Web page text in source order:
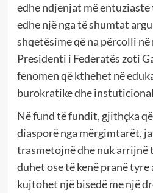
edhe ndjenjat më
edhe një nga të shumtat
shqetësime që na përcolli
Presidenti i Federatës zoti
fenomen që kthehet në
burokratike dhe
Në fund të fundit, gjithçka
diasporë nga mërgimtarët,
trasmetojnë dhe nuk arrijnë
duhet ose të kenë pranë tyre
kujtohet një bisedë me një